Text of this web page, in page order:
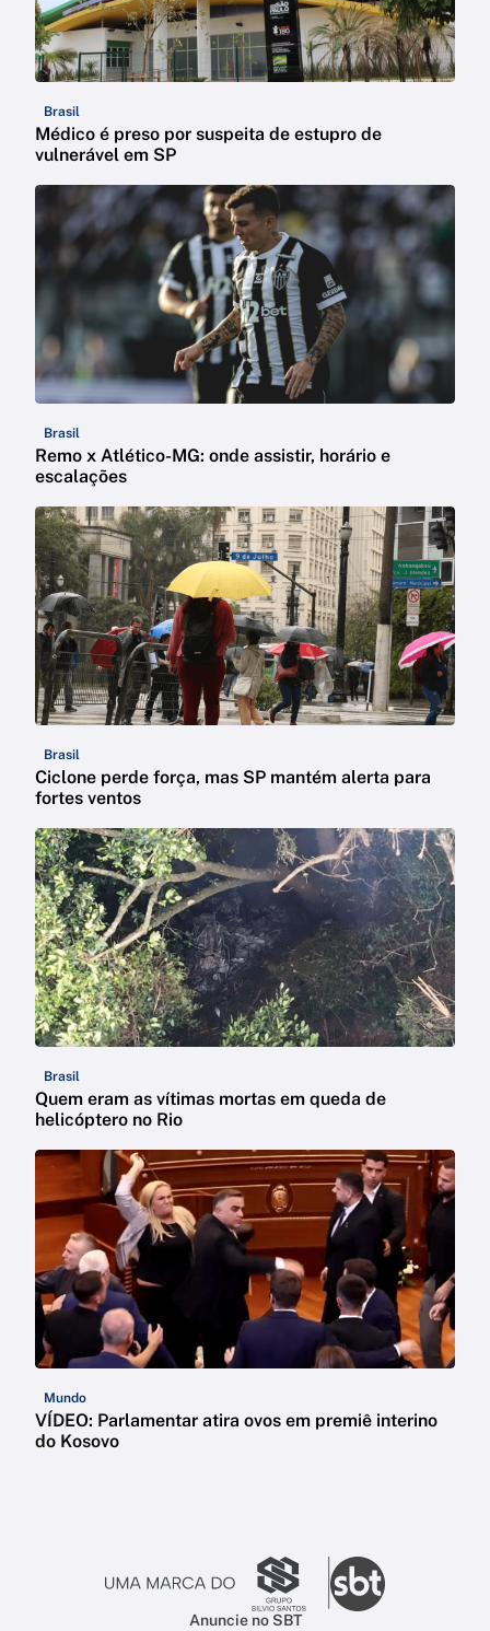
Brasil
Médico é preso por suspeita de estupro de
vulnerável em SP
Brasil
Remo x Atlético-MG: onde assistir, horário e
escalações
Brasil
Ciclone perde força, mas SP mantém alerta para
fortes ventos
Brasil
Quem eram as vítimas mortas em queda de
helicóptero no Rio
Mundo
VÍDEO: Parlamentar atira ovos em premiê interino
do Kosovo
Anuncie no SBT